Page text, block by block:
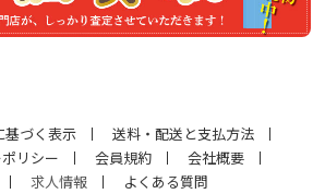
基づく表示
送料・配送と支払方法
リシー
会員規約
会社概要
求人情報 よくある質問